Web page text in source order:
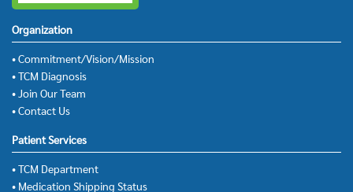
Organization
• Commitment/Vision/Mission
• TCM Diagnosis
• Join Our Team
• Contact Us
Patient Services
• TCM Department
• Medication Shipping Status